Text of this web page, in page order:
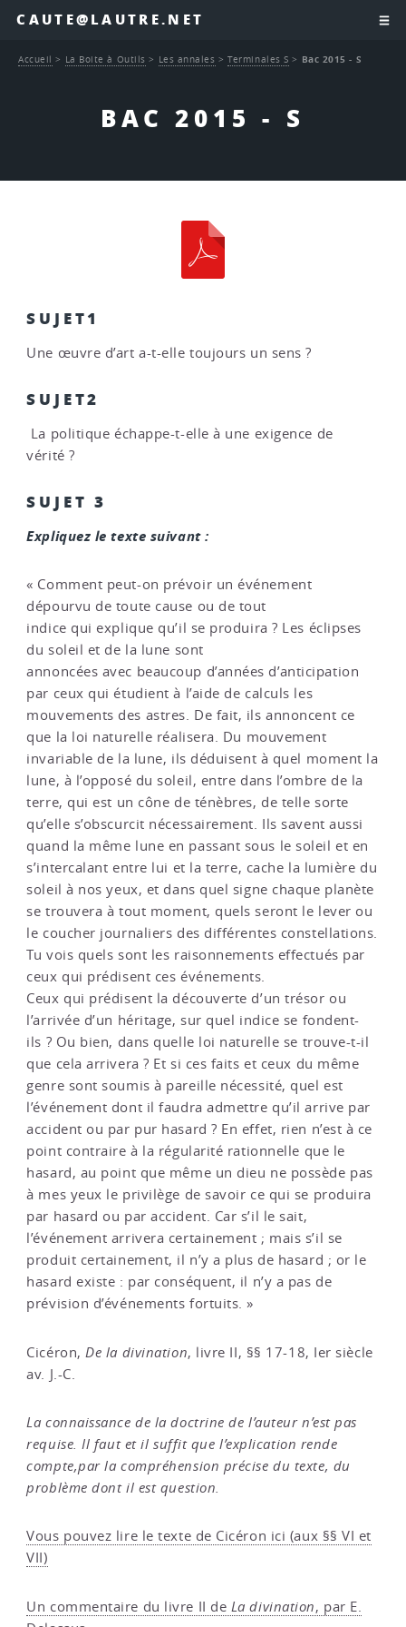
CAUTE@LAUTRE.NET
BAC 2015 - S
Accueil > La Boite à Outils > Les annales >Terminales S > Bac 2015 - S
SUJET1
Une œuvre d’art a-t-elle toujours un sens ?
SUJET2
La politique échappe-t-elle à une exigence de
vérité ?
SUJET 3
Expliquez le texte suivant :
« Comment peut-on prévoir un événement
dépourvu de toute cause ou de tout
indice qui explique qu’il se produira ? Les éclipses
du soleil et de la lune sont
annoncées avec beaucoup d’années d’anticipation
par ceux qui étudient à l’aide de calculs les
mouvements des astres. De fait, ils annoncent ce
que la loi naturelle réalisera. Du mouvement
invariable de la lune, ils déduisent à quel moment la
lune, à l’opposé du soleil, entre dans l’ombre de la
terre, qui est un cône de ténèbres, de telle sorte
qu’elle s’obscurcit nécessairement. Ils savent aussi
quand la même lune en passant sous le soleil et en
s’intercalant entre lui et la terre, cache la lumière du
soleil à nos yeux, et dans quel signe chaque planète
se trouvera à tout moment, quels seront le lever ou
le coucher journaliers des différentes constellations.
Tu vois quels sont les raisonnements effectués par
ceux qui prédisent ces événements.
Ceux qui prédisent la découverte d’un trésor ou
l’arrivée d’un héritage, sur quel indice se fondent-
ils ? Ou bien, dans quelle loi naturelle se trouve-t-il
que cela arrivera ? Et si ces faits et ceux du même
genre sont soumis à pareille nécessité, quel est
l’événement dont il faudra admettre qu’il arrive par
accident ou par pur hasard ? En effet, rien n’est à ce
point contraire à la régularité rationnelle que le
hasard, au point que même un dieu ne possède pas
à mes yeux le privilège de savoir ce qui se produira
par hasard ou par accident. Car s’il le sait,
l’événement arrivera certainement ; mais s’il se
produit certainement, il n’y a plus de hasard ; or le
hasard existe : par conséquent, il n’y a pas de
prévision d’événements fortuits. »
Cicéron, De la divination, livre II, §§ 17-18, Ier siècle
av. J.-C.
La connaissance de la doctrine de l’auteur n’est pas
requise. Il faut et il suffit que l’explication rende
compte,par la compréhension précise du texte, du
problème dont il est question.
Vous pouvez lire le texte de Cicéron ici (aux §§ VI et
VII)
Un commentaire du livre II de La divination, par E.